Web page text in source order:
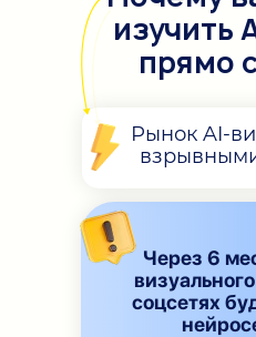
изучить
прямо
Через 6
соцсетях
Рынок AI-